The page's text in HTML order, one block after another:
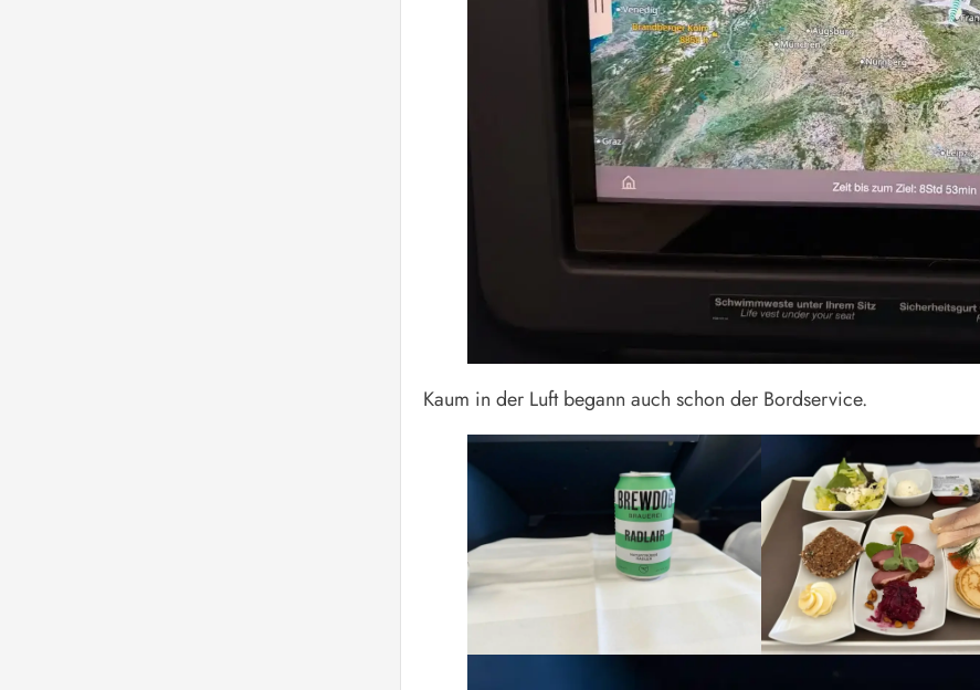
Kaum in der Luft begann auch schon der Bordservice.